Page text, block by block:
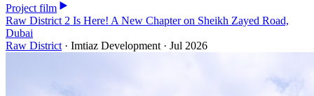
Project film
Raw District 2 Is Here! A New Chapter on Sheikh Zayed Road,
Dubai
Raw District · Imtiaz Development · Jul 2026